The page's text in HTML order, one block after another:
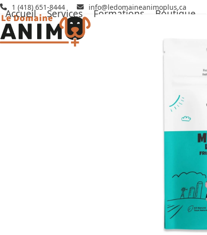
Skip
to
content
1 (418) 651-8444 info@ledomaineanimoplus.ca
Accueil Services Formations Boutique